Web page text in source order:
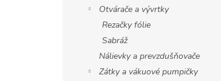
Otvárače a vývrtky
Rezačky fólie
Sabráž
Nálievky a prevzdušňovače
Zátky a vákuové pumpičky